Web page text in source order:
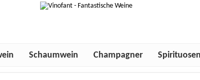
Schaumwein Champagner Spirituosen